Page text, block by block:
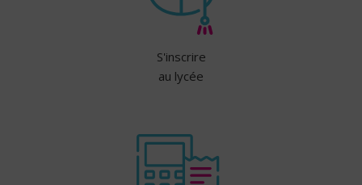
S'inscrire
au lycée